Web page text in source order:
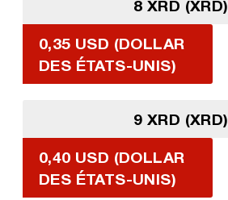
8 XRD (XRD)
0,35 USD (DOLLAR
DES ÉTATS-UNIS)
9 XRD (XRD)
0,40 USD (DOLLAR
DES ÉTATS-UNIS)